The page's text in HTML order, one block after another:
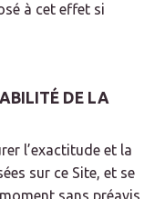
à cet effet si
DE LA
l’exactitude et la
sur ce Site, et se
sans préavis,